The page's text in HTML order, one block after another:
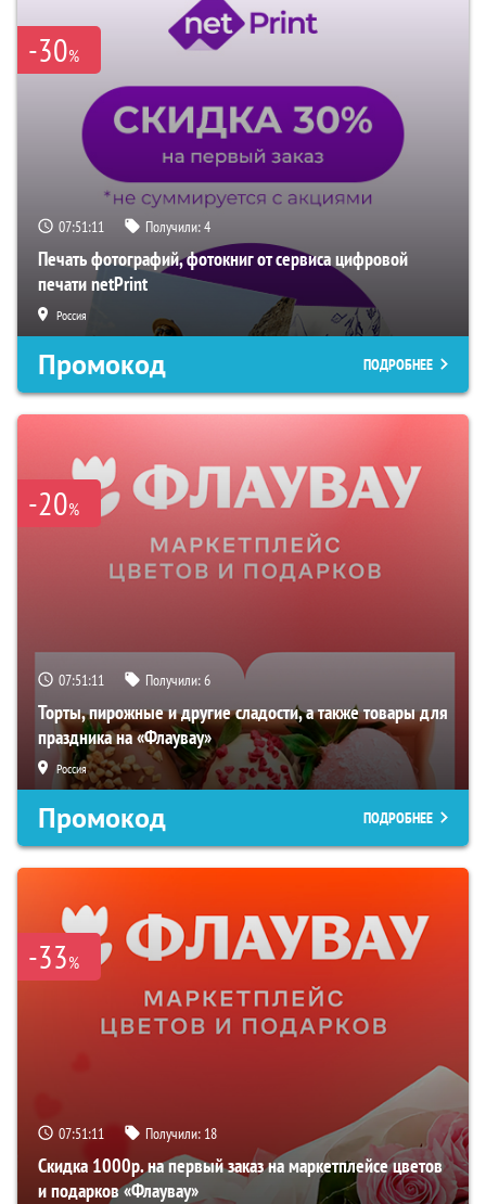
-30%
07:51:10 Получили:4
Печать фотографий, фотокниг от сервиса цифровой
печати netPrint
Россия
Промокод ПОДРОБНЕЕ
-20%
07:51:10 Получили:6
Торты, пирожные и другие сладости, а также товары для
праздника на «Флаувау»
Россия
Промокод ПОДРОБНЕЕ
-33%
07:51:10 Получили: 18
Скидка 1000р. на первый заказ на маркетплейсе цветов
и подарков «Флаувау»